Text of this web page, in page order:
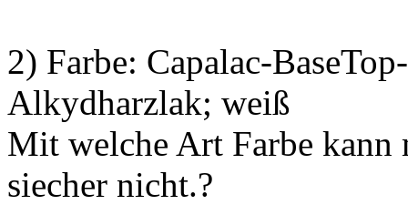
2) Farbe: Capalac-
Alkydharzlak; weiß
Mit welche Art Farbe kann
siecher nicht.?